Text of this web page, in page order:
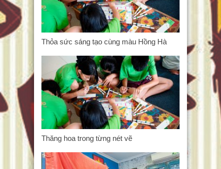
Thỏa sức sáng tạo cùng màu Hồng Hà
Thăng hoa trong từng nét vẽ